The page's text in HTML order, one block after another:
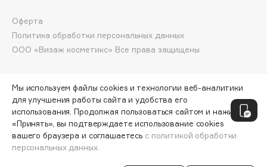
DP Daily Perfection
Dr. Vranjes Firenze
Dr.Jart+
DSD de Luxe
Dyson
СООБЩИТЬ О ПОСТУПЛЕНИИ
ООО «Визаж косметикс» Все права защищены
Оферта
Политика обработки персональных данных
Мы используем файлы cookies и технологии веб-аналитики
для улучшения работы сайта и удобства его
использования. Продолжая пользоваться сайтом и нажимая
«Принять», вы подтверждаете использование cookies
вашего браузера и соглашаетесь с политикой обработки
персональных данных.